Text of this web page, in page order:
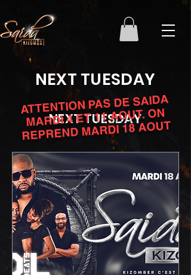
NEXT TUESDAY
NEXT TUESDAY
ATTENTION PAS DE SAIDA
MARDI 4 ET 11 AOUT. ON
REPREND MARDI 18 AOUT